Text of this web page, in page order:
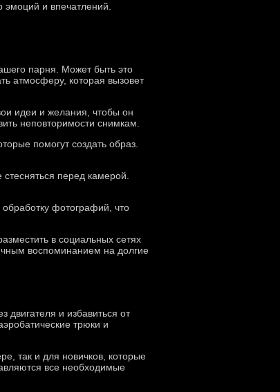
эмоций и впечатлений.
парня. Может быть это
атмосферу, которая вызовет
идеи и желания, чтобы он
неповторимости снимкам.
помогут создать образ.
перед камерой.
фотографий, что
в социальных сетях
воспоминанием на долгие
двигателя и избавиться от
трюки и
так и для новичков, которые
все необходимые